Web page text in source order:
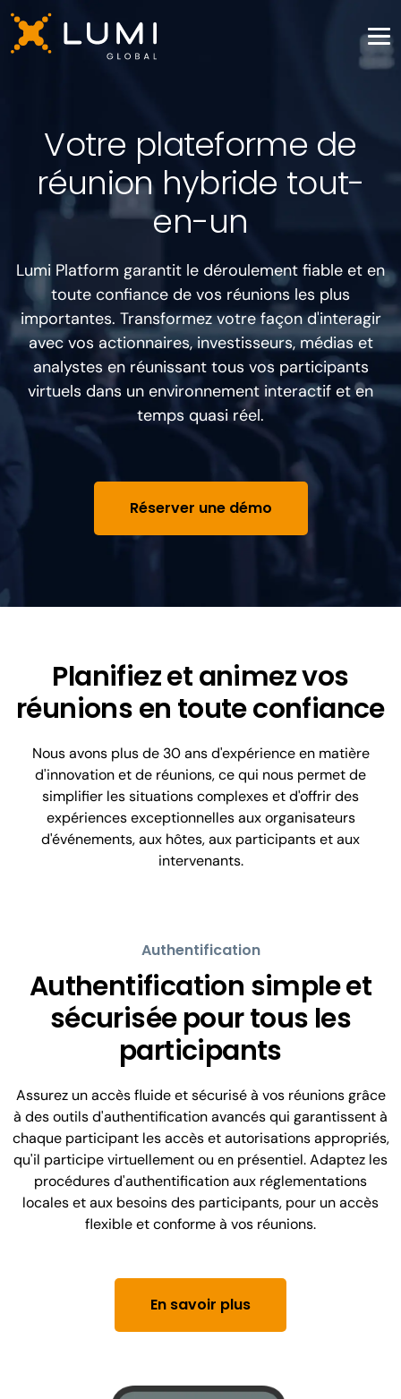
Votre plateforme de
réunion hybride tout-
en-un
Lumi Platform garantit le déroulement fiable et en
toute confiance de vos réunions les plus
importantes. Transformez votre façon d'interagir
avec vos actionnaires, investisseurs, médias et
analystes en réunissant tous vos participants
virtuels dans un environnement interactif et en
temps quasi réel.
Réserver une démo
Planifiez et animez vos
réunions en toute confiance
Nous avons plus de 30 ans d'expérience en matière
d'innovation et de réunions, ce qui nous permet de
simplifier les situations complexes et d'offrir des
expériences exceptionnelles aux organisateurs
d'événements, aux hôtes, aux participants et aux
intervenants.
Authentification
Authentification simple et
sécurisée pour tous les
participants
Assurez un accès fluide et sécurisé à vos réunions grâce
à des outils d'authentification avancés qui garantissent à
chaque participant les accès et autorisations appropriés,
qu'il participe virtuellement ou en présentiel. Adaptez les
procédures d'authentification aux réglementations
locales et aux besoins des participants, pour un accès
flexible et conforme à vos réunions.
En savoir plus